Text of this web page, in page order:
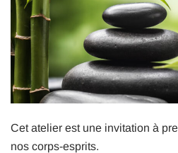
Cet atelier est une invitation à
nos corps-esprits.